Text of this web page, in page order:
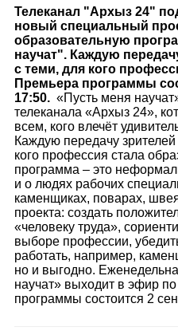
Телеканал "Архыз 24"
новый специальный
образовательную
научат". Каждую
с теми, для кого
Премьера программы
17:50. «Пусть меня
телеканала «Архыз 24»,
всем, кого влечёт
Каждую передачу
кого профессия стала
программа – это
и о людях рабочих
каменщиках, поварах,
проекта: создать
«человеку труда»,
выборе профессии,
работать, например,
но и выгодно.
научат» выходит в эфир
программы состоится 2